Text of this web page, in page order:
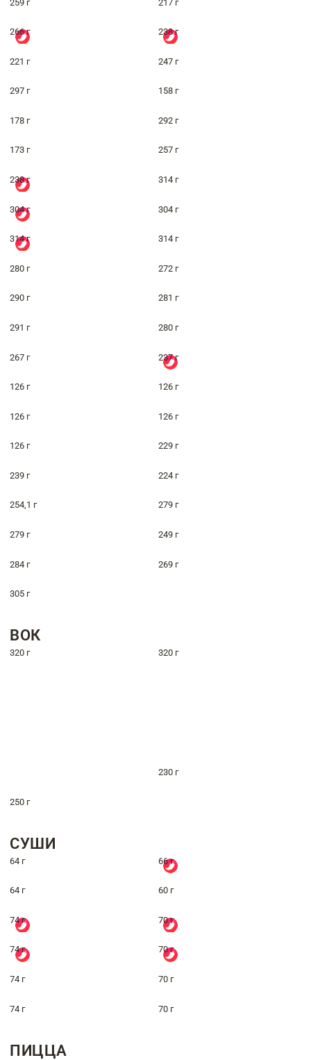
259 г 217 г
266 г 238 г
221 г 247 г
297 г 158 г
178 г 292 г
173 г 257 г
238 г 314 г
304 г 304 г
314 г 314 г
280 г 272 г
290 г 281 г
291 г 280 г
267 г 237 г
126 г 126 г
126 г 126 г
126 г 229 г
239 г 224 г
254,1 г 279 г
279 г 249 г
284 г 269 г
305 г
ВОК
320 г 320 г
230 г
250 г
СУШИ
64 г 66 г
64 г 60 г
74 г 70 г
74 г 70 г
74 г 70 г
74 г 70 г
ПИЦЦА